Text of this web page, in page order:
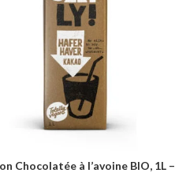
AU PANIER
Chocolatée à l’avoine BIO, 1L –